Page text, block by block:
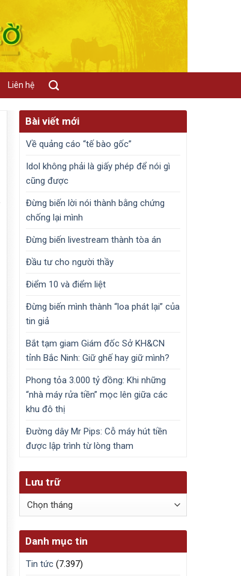
Liên hệ
Bài viết mới
Về quảng cáo “tế bào gốc”
Idol không phải là giấy phép để nói gì
cũng được
Đừng biến lời nói thành bằng chứng
chống lại mình
Đừng biến livestream thành tòa án
Đầu tư cho người thầy
Điểm 10 và điểm liệt
Đừng biến mình thành “loa phát lại” của
tin giả
Bắt tạm giam Giám đốc Sở KH&CN
tỉnh Bắc Ninh: Giữ ghế hay giữ mình?
Phong tỏa 3.000 tỷ đồng: Khi những
“nhà máy rửa tiền” mọc lên giữa các
khu đô thị
Đường dây Mr Pips: Cỗ máy hút tiền
được lập trình từ lòng tham
Lưu trữ
Lưu
Danh mục tin
Tin tức (7.397)